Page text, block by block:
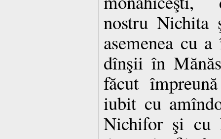
nostru
asemenea cu
dînşii în
făcut
iubit cu
Nichifor şi cu